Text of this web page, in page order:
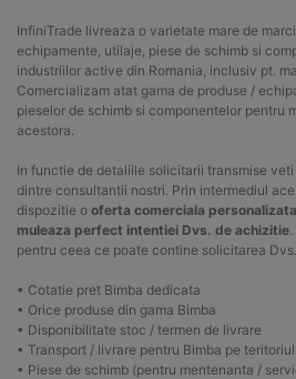
InfiniTrade livreaza o varietate mare de
echipamente, utilaje, piese de schimb si
industriilor active din Romania, inclusiv pt.
Comercializam atat gama de produse /
pieselor de schimb si componentelor pentru
acestora.
In functie de detaliile solicitarii transmise
dintre consultantii nostri. Prin intermediul
dispozitie o oferta comerciala
muleaza perfect intentiei Dvs. de achizitie
pentru ceea ce poate contine solicitarea
• Cotatie pret Bimba dedicata
• Orice produse din gama Bimba
• Disponibilitate stoc / termen de livrare
• Transport / livrare pentru Bimba pe
• Piese de schimb (pentru mentenanta /